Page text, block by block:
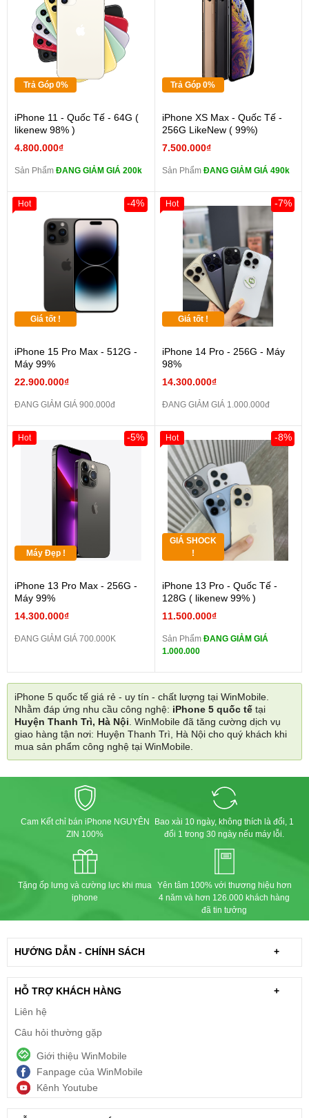
Trả Góp 0%
iPhone 11 - Quốc Tế - 64G (
likenew 98% )
4.800.000₫
Sản Phẩm ĐANG GIẢM GIÁ 200k
Trả Góp 0%
iPhone XS Max - Quốc Tế -
256G LikeNew ( 99%)
7.500.000₫
Sản Phẩm ĐANG GIẢM GIÁ 490k
Giá tốt !
iPhone 15 Pro Max - 512G -
Máy 99%
22.900.000₫
-4%
ĐANG GIẢM GIÁ 900.000đ
Hot
Giá tốt !
iPhone 14 Pro - 256G - Máy
98%
14.300.000₫
-7%
ĐANG GIẢM GIÁ 1.000.000đ
Hot
Máy Đẹp !
iPhone 13 Pro Max - 256G -
Máy 99%
14.300.000₫
-5%
ĐANG GIẢM GIÁ 700.000K
Hot
GIÁ SHOCK
!
iPhone 13 Pro - Quốc Tế -
128G ( likenew 99% )
11.500.000₫
-8%
Sản Phẩm ĐANG GIẢM GIÁ
1.000.000
Hot
iPhone 5 quốc tế giá rẻ - uy tín - chất lượng tại WinMobile.
Nhằm đáp ứng nhu cầu công nghệ: iPhone 5 quốc tế tại
Huyện Thanh Trì, Hà Nội. WinMobile đã tăng cường dịch vụ
giao hàng tận nơi: Huyện Thanh Trì, Hà Nội cho quý khách khi
mua sản phẩm công nghệ tại WinMobile.
Cam Kết chỉ bán iPhone NGUYÊN
ZIN 100%
Bao xài 10 ngày, không thích là đổi, 1
đổi 1 trong 30 ngày nếu máy lỗi.
Tặng ốp lưng và cường lực khi mua
iphone
Yên tâm 100% với thương hiệu hơn
4 năm và hơn 126.000 khách hàng
đã tin tưởng
HƯỚNG DẪN - CHÍNH SÁCH +
HỖ TRỢ KHÁCH HÀNG
+
Liên hệ
Câu hỏi thường gặp
Giới thiệu WinMobile
Fanpage của WinMobile
Kênh Youtube